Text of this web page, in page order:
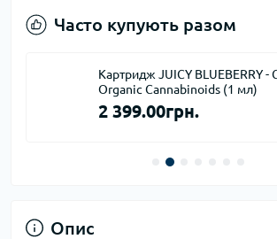
Часто купують разом
Картридж JUICY BLUEBERRY -
Organic Cannabinoids (1 мл)
2 399.00грн.
Опис